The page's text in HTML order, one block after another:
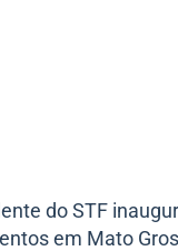
do STF
em Mato